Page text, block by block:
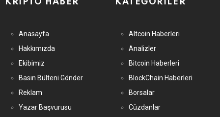
KRIPTO HABER
Anasayfa
Hakkımızda
Ekibimiz
Basın Bülteni Gönder
Reklam
Yazar Başvurusu
KATEGORILER
Altcoin Haberleri
Analizler
Bitcoin Haberleri
BlockChain Haberleri
Borsalar
Cüzdanlar